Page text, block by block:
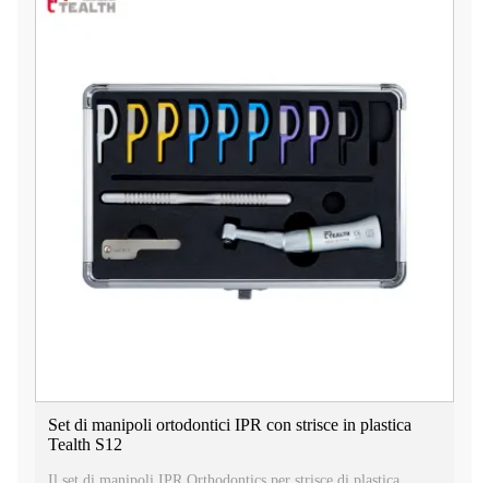
Set di manipoli ortodontici IPR con strisce in plastica
Tealth S12